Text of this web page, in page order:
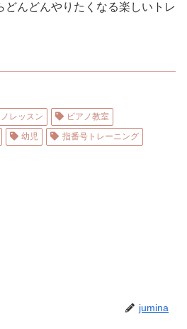
どんどんやりたくなる楽しいトレ
レッスン
ピアノ教室
幼児 指番号トレーニング
jumina